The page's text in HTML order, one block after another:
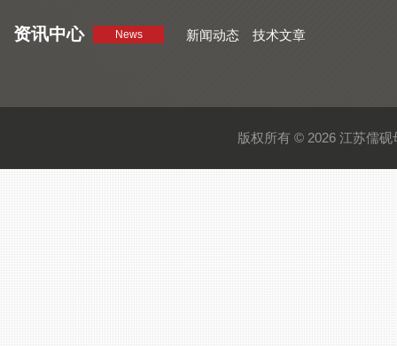
资讯中心 News 新闻动态 技术文章
版权所有 © 2026 江苏儒